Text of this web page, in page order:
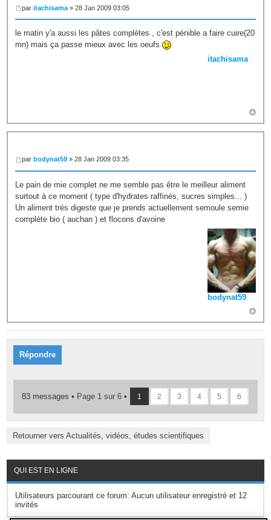
paritachisama » 28 Jan 2009 03:05
le matin y'a aussi les pâtes complètes , c'est pénible a faire cuire(20
mn) mais ça passe mieux avec les oeufs
itachisama
parbodynat59 » 28 Jan 2009 03:35
Le pain de mie complet ne me semble pas être le meilleur aliment
surtout à ce moment ( type d'hydrates raffinés, sucres simples... )
Un aliment trés digeste que je prends actuellement semoule semie
compléte bio ( auchan ) et flocons d'avoine
bodynat59
Répondre
83 messages • Page 1 sur 6 • 1 2 3 4 5 6
Retourner vers Actualités, vidéos, études scientifiques
QUI EST EN LIGNE
Utilisateurs parcourant ce forum: Aucun utilisateur enregistré et 12
invités